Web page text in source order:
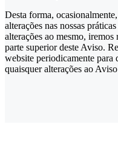
Desta forma,
alterações nas nossas
alterações ao mesmo,
parte superior deste Aviso.
website periodicamente para
quaisquer alterações ao